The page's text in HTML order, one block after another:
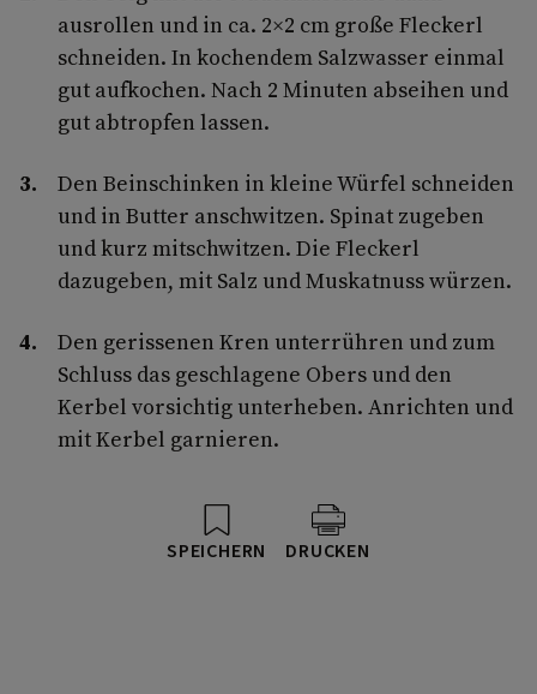
ausrollen und in ca. 2×2 cm große Fleckerl
schneiden. In kochendem Salzwasser einmal
gut aufkochen. Nach 2 Minuten abseihen und
gut abtropfen lassen.
Den Beinschinken in kleine Würfel schneiden
und in Butter anschwitzen. Spinat zugeben
und kurz mitschwitzen. Die Fleckerl
dazugeben, mit Salz und Muskatnuss würzen.
Den gerissenen Kren unterrühren und zum
Schluss das geschlagene Obers und den
Kerbel vorsichtig unterheben. Anrichten und
mit Kerbel garnieren.
SPEICHERN DRUCKEN